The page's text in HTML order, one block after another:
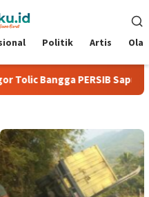
Politik Artis
Tolic Bangga PERSIB Sapu